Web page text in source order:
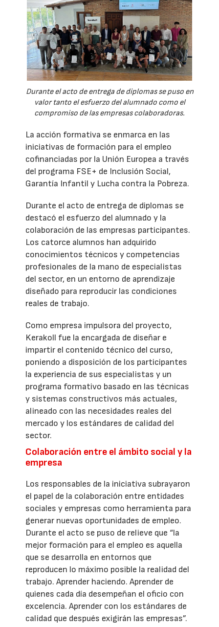
Durante el acto de entrega de diplomas se puso en
valor tanto el esfuerzo del alumnado como el
compromiso de las empresas colaboradoras.
La acción formativa se enmarca en las
iniciativas de formación para el empleo
cofinanciadas por la Unión Europea a través
del programa FSE+ de Inclusión Social,
Garantía Infantil y Lucha contra la Pobreza.
Durante el acto de entrega de diplomas se
destacó el esfuerzo del alumnado y la
colaboración de las empresas participantes.
Los catorce alumnos han adquirido
conocimientos técnicos y competencias
profesionales de la mano de especialistas
del sector, en un entorno de aprendizaje
diseñado para reproducir las condiciones
reales de trabajo.
Como empresa impulsora del proyecto,
Kerakoll fue la encargada de diseñar e
impartir el contenido técnico del curso,
poniendo a disposición de los participantes
la experiencia de sus especialistas y un
programa formativo basado en las técnicas
y sistemas constructivos más actuales,
alineado con las necesidades reales del
mercado y los estándares de calidad del
sector.
Colaboración entre el ámbito social y la
empresa
Los responsables de la iniciativa subrayaron
el papel de la colaboración entre entidades
sociales y empresas como herramienta para
generar nuevas oportunidades de empleo.
Durante el acto se puso de relieve que “la
mejor formación para el empleo es aquella
que se desarrolla en entornos que
reproducen lo máximo posible la realidad del
trabajo. Aprender haciendo. Aprender de
quienes cada día desempeñan el oficio con
excelencia. Aprender con los estándares de
calidad que después exigirán las empresas”.